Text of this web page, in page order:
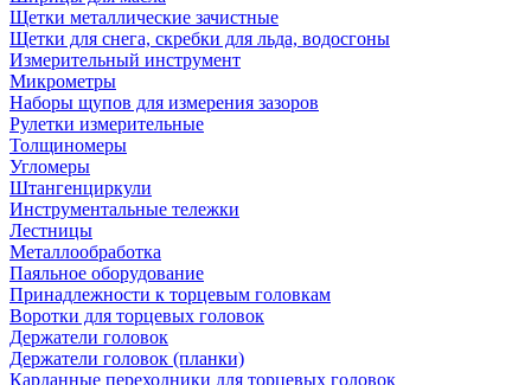
Щетки металлические зачистные
Щетки для снега, скребки для льда, водосгоны
Измерительный инструмент
Микрометры
Наборы щупов для измерения зазоров
Рулетки измерительные
Толщиномеры
Угломеры
Штангенциркули
Инструментальные тележки
Лестницы
Металлообработка
Паяльное оборудование
Принадлежности к торцевым головкам
Воротки для торцевых головок
Держатели головок
Держатели головок (планки)
Карданные переходники для торцевых головок